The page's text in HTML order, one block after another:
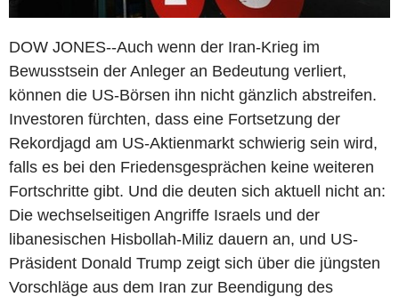
DOW JONES--Auch wenn der Iran-Krieg im
Bewusstsein der Anleger an Bedeutung verliert,
können die US-Börsen ihn nicht gänzlich abstreifen.
Investoren fürchten, dass eine Fortsetzung der
Rekordjagd am US-Aktienmarkt schwierig sein wird,
falls es bei den Friedensgesprächen keine weiteren
Fortschritte gibt. Und die deuten sich aktuell nicht an:
Die wechselseitigen Angriffe Israels und der
libanesischen Hisbollah-Miliz dauern an, und US-
Präsident Donald Trump zeigt sich über die jüngsten
Vorschläge aus dem Iran zur Beendigung des